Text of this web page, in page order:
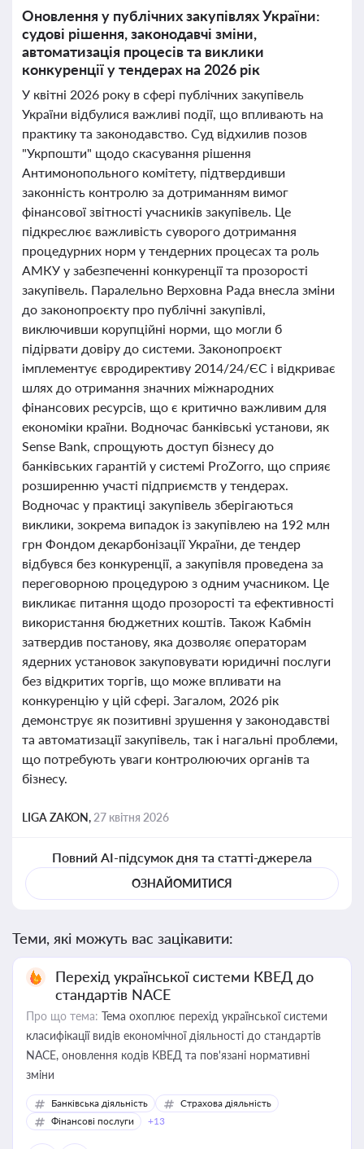
Оновлення у публічних закупівлях України:
судові рішення, законодавчі зміни,
автоматизація процесів та виклики
конкуренції у тендерах на 2026 рік
У квітні 2026 року в сфері публічних закупівель
України відбулися важливі події, що впливають на
практику та законодавство. Суд відхилив позов
"Укрпошти" щодо скасування рішення
Антимонопольного комітету, підтвердивши
законність контролю за дотриманням вимог
фінансової звітності учасників закупівель. Це
підкреслює важливість суворого дотримання
процедурних норм у тендерних процесах та роль
АМКУ у забезпеченні конкуренції та прозорості
закупівель. Паралельно Верховна Рада внесла зміни
до законопроєкту про публічні закупівлі,
виключивши корупційні норми, що могли б
підірвати довіру до системи. Законопроєкт
імплементує євродирективу 2014/24/ЄС і відкриває
шлях до отримання значних міжнародних
фінансових ресурсів, що є критично важливим для
економіки країни. Водночас банківські установи, як
Sense Bank, спрощують доступ бізнесу до
банківських гарантій у системі ProZorro, що сприяє
розширенню участі підприємств у тендерах.
Водночас у практиці закупівель зберігаються
виклики, зокрема випадок із закупівлею на 192 млн
грн Фондом декарбонізації України, де тендер
відбувся без конкуренції, а закупівля проведена за
переговорною процедурою з одним учасником. Це
викликає питання щодо прозорості та ефективності
використання бюджетних коштів. Також Кабмін
затвердив постанову, яка дозволяє операторам
ядерних установок закуповувати юридичні послуги
без відкритих торгів, що може впливати на
конкуренцію у цій сфері. Загалом, 2026 рік
демонструє як позитивні зрушення у законодавстві
та автоматизації закупівель, так і нагальні проблеми,
що потребують уваги контролюючих органів та
бізнесу.
LIGA ZAKON, 27 квітня 2026
Повний AI-підсумок дня та статті-джерела
ОЗНАЙОМИТИСЯ
Теми, які можуть вас зацікавити:
Перехід української системи КВЕД до
стандартів NACE
Про що тема: Тема охоплює перехід української системи
класифікації видів економічної діяльності до стандартів
NACE, оновлення кодів КВЕД та пов'язані нормативні
зміни
Банківська діяльність
Страхова діяльність
Фінансові послуги
+13